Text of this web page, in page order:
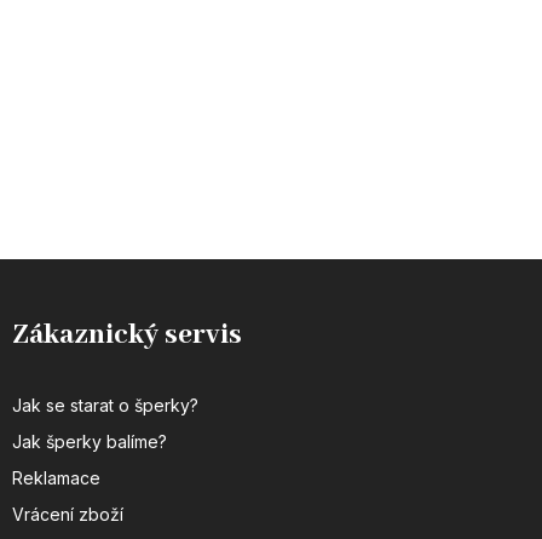
Zákaznický servis
Jak se starat o šperky?
Jak šperky balíme?
Reklamace
Vrácení zboží